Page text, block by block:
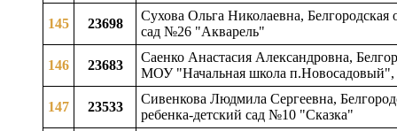
145 23698
Сухова Ольга Николаевна,
сад №26 "Акварель"
146 23683
Саенко Анастасия Александровна,
МОУ "Начальная школа
147 23533
Сивенкова Людмила Сергеевна,
ребенка-детский сад №10 "Сказка"